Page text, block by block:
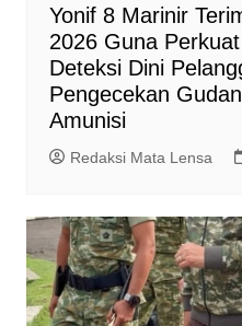
Yonif 8 Marinir
2026 Guna
Deteksi Dini
Pengecekan
Amunisi
Redaksi Mata Lensa